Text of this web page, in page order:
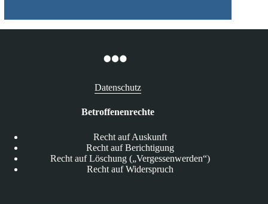
Datenschutz
Betroffenenrechte
Recht auf Auskunft
Recht auf Berichtigung
Recht auf Löschung („Vergessenwerden“)
Recht auf Widerspruch